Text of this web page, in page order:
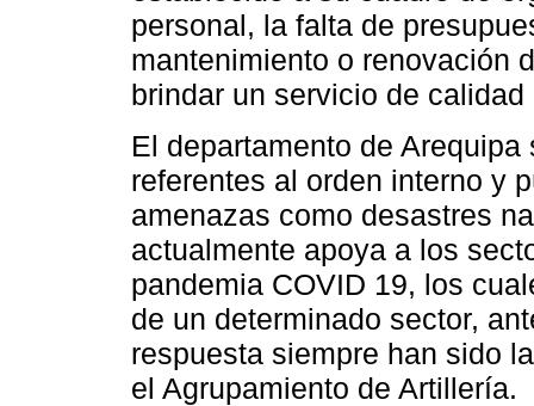
personal, la falta de
mantenimiento o renovación
brindar un servicio de
El departamento de
referentes al orden interno y
amenazas como desastres
actualmente apoya a los
pandemia COVID 19, los
de un determinado sector,
respuesta siempre han sido
el Agrupamiento de Artillería.